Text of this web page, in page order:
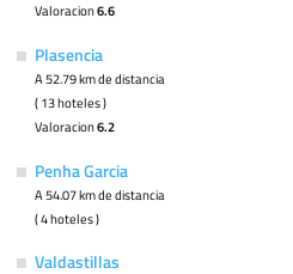
Valoracion6.6
Plasencia
A 52.79 km de distancia
( 13 hoteles )
Valoracion6.2
Penha Garcia
A 54.07 km de distancia
( 4 hoteles )
Valdastillas